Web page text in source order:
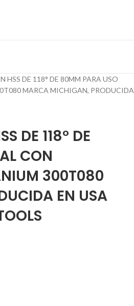
HSS DE 118° DE 80MM PARA USO
MARCA MICHIGAN, PRODUCIDA
DE 118° DE
CON
300T080
EN USA